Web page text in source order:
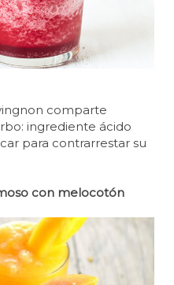
comparte
ingrediente ácido
para contrarrestar su
con melocotón